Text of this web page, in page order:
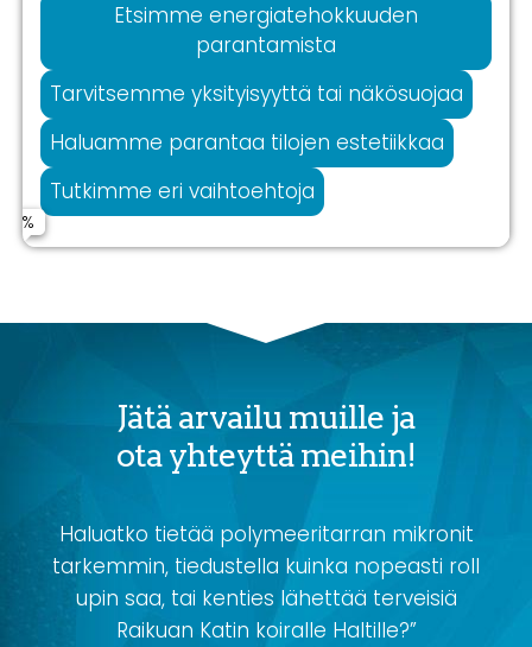
Etsimme energiatehokkuuden
parantamista
Tarvitsemme yksityisyyttä tai näkösuojaa
Haluamme parantaa tilojen estetiikkaa
Tutkimme eri vaihtoehtoja
Jätä arvailu muille ja
ota yhteyttä meihin!
Haluatko tietää polymeeritarran mikronit
tarkemmin, tiedustella kuinka nopeasti roll
upin saa, tai kenties lähettää terveisiä
Raikuan Katin koiralle Haltille?”